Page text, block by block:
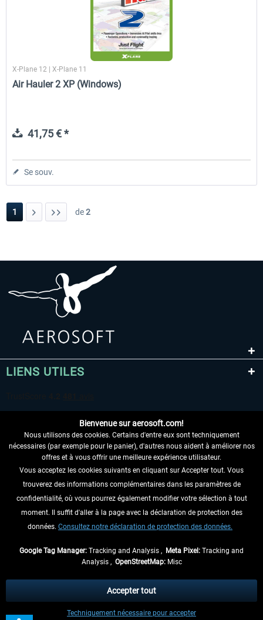
X-Plane 12 | X-Plane 11
Air Hauler 2 XP (Windows)
41,75 € *
Se souv.
1 de2
LIENS UTILES
RENONCER AU CONTRAT ICI
INFORMATIONS
NE MANQUEZ PAS LES DERNIÈRES
échéant, frais de remboursement, si aucune description contraire.
** S'applique aux envois vers l'Allemagne. Pour les autres pays, veuillez
consulter lesinformations d'expédition.
Bienvenue sur aerosoft.com!
Nous utilisons des cookies. Certains d'entre eux sont techniquement
nécessaires (par exemple pour le panier), d'autres nous aident à améliorer nos
offres et à vous offrir une meilleure expérience utilisateur.
Vous acceptez les cookies suivants en cliquant sur Accepter tout. Vous
trouverez des informations complémentaires dans les paramètres de
confidentialité, où vous pourrez également modifier votre sélection à tout
moment. Il suffit d'aller à la page avec la déclaration de protection des
données. Consultez notre déclaration de protection des données.
Google Tag Manager: Tracking and Analysis , Meta Pixel: Tracking and
Analysis , OpenStreetMap:Misc
Techniquement nécessaire pour accepter
Accepter tout